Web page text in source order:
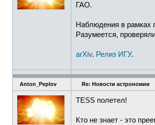
ГАО.
Наблюдения в рамках
Разумеется,
arXiv. Релиз ИГУ.
Anton_Peplov Re: Новости астрономии
TESS полетел!
Кто не знает - это